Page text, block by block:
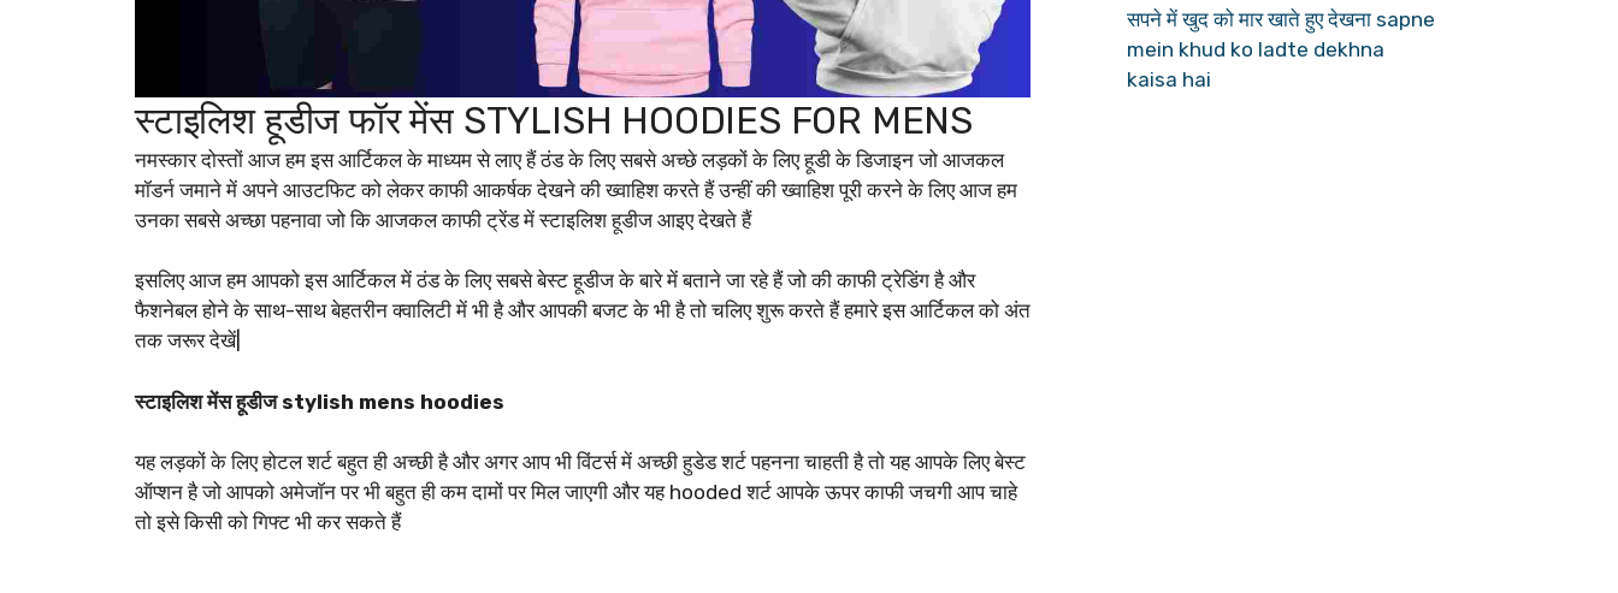
स्टाइलिश हूडीज फॉर मेंस STYLISH HOODIES FOR MENS
नमस्कार दोस्तों आज हम इस आर्टिकल के माध्यम से लाए हैं ठंड के लिए सबसे अच्छे लड़कों के लिए हूडी के डिजाइन जो आजकल
मॉडर्न जमाने में अपने आउटफिट को लेकर काफी आकर्षक देखने की ख्वाहिश करते हैं उन्हीं की ख्वाहिश पूरी करने के लिए आज हम
उनका सबसे अच्छा पहनावा जो कि आजकल काफी ट्रेंड में स्टाइलिश हूडीज आइए देखते हैं
इसलिए आज हम आपको इस आर्टिकल में ठंड के लिए सबसे बेस्ट हूडीज के बारे में बताने जा रहे हैं जो की काफी ट्रेडिंग है और
फैशनेबल होने के साथ-साथ बेहतरीन क्वालिटी में भी है और आपकी बजट के भी है तो चलिए शुरू करते हैं हमारे इस आर्टिकल को अंत
तक जरूर देखें|
स्टाइलिश मेंस हूडीज stylish mens hoodies
यह लड़कों के लिए होटल शर्ट बहुत ही अच्छी है और अगर आप भी विंटर्स में अच्छी हुडेड शर्ट पहनना चाहती है तो यह आपके लिए बेस्ट
ऑप्शन है जो आपको अमेजॉन पर भी बहुत ही कम दामों पर मिल जाएगी और यह hooded शर्ट आपके ऊपर काफी जचगी आप चाहे
तो इसे किसी को गिफ्ट भी कर सकते हैं
सपने में खुद को मार खाते हुए देखना sapne
mein khud ko ladte dekhna
kaisa hai